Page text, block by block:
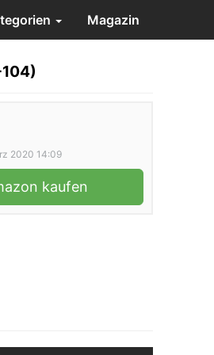
Magazin
2020 14:09
kaufen